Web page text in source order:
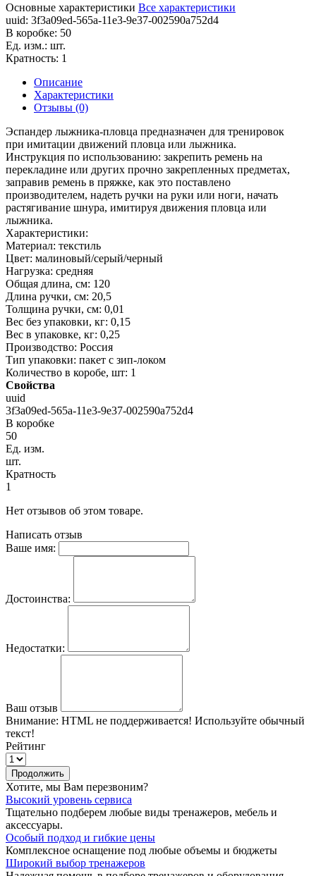
Основные характеристики Все характеристики
uuid: 3f3a09ed-565a-11e3-9e37-002590a752d4
В коробке: 50
Ед. изм.: шт.
Кратность: 1
Описание
Характеристики
Отзывы (0)
Эспандер лыжника-пловца предназначен для тренировок
при имитации движений пловца или лыжника.
Инструкция по использованию: закрепить ремень на
перекладине или других прочно закрепленных предметах,
заправив ремень в пряжке, как это поставлено
производителем, надеть ручки на руки или ноги, начать
растягивание шнура, имитируя движения пловца или
лыжника.
Характеристики:
Материал: текстиль
Цвет: малиновый/серый/черный
Нагрузка: средняя
Общая длина, см: 120
Длина ручки, см: 20,5
Толщина ручки, см: 0,01
Вес без упаковки, кг: 0,15
Вес в упаковке, кг: 0,25
Производство: Россия
Тип упаковки: пакет с зип-локом
Количество в коробе, шт: 1
Свойства
uuid
3f3a09ed-565a-11e3-9e37-002590a752d4
В коробке
50
Ед. изм.
шт.
Кратность
1
Нет отзывов об этом товаре.
Написать отзыв
Ваше имя:
Достоинства:
Недостатки:
Ваш отзыв
Внимание: HTML не поддерживается! Используйте обычный
текст!
Рейтинг
Продолжить
Хотите, мы Вам перезвоним?
Высокий уровень сервиса
Тщательно подберем любые виды тренажеров, мебель и
аксессуары.
Особый подход и гибкие цены
Комплексное оснащение под любые объемы и бюджеты
Широкий выбор тренажеров